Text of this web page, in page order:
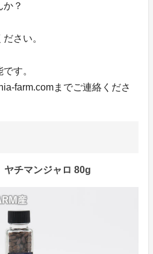
？
さい。
す。
farm.comまでご連絡くださ
チマンジャロ 80g